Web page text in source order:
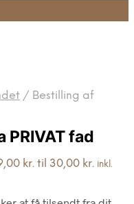
/ Bestilling af
fad
kr. til 30,00 kr. inkl.